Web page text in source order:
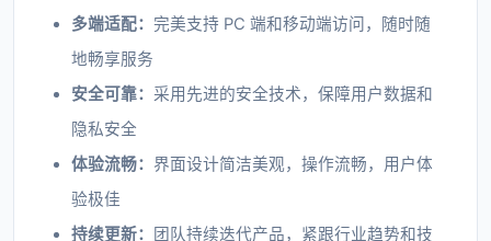
多端适配： 完美支持 PC 端和移动端访问，随时随
地畅享服务
安全可靠： 采用先进的安全技术，保障用户数据和
隐私安全
体验流畅： 界面设计简洁美观，操作流畅，用户体
验极佳
持续更新：
团队持续迭代产品，紧跟行业趋势和技